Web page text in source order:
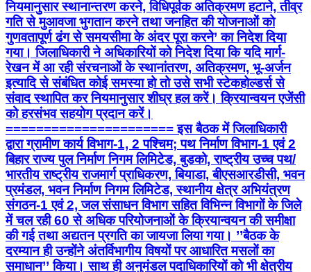
नियमानुसार स्थानान्तरण करने, विधिपूर्वक अतिक्रमण हटाने, तीव्र
गति से मुआवजा भुगतान करने तथा जनहित की योजनाओं को
गुणवतापूर्ण ढंग से समयसीमा के अंदर पूरा करने’ का निदेश दिया
गया। जिलाधिकारी ने अधिकारियों को निदेश दिया कि यदि मार्ग-
रेखन में आ रही संरचनाओं के स्थानांतरण, अतिक्रमण, भू-अर्जन
इत्यादि से संबंधित कोई समस्या हो तो उसे सभी स्टेकहोल्डर्स से
संवाद स्थापित कर नियमानुसार शीघ्र हल करें। क्रियान्वयन एजेंसी
को हरसंभव सहयोग प्रदान करें।
====================== इस बैठक में जिलाधिकारी
द्वारा ग्रामीण कार्य विभाग-1, 2 पश्चिम; पथ निर्माण विभाग-1 एवं 2
बिहार राज्य पुल निर्माण निगम लिमिटेड, बुडको, राष्ट्रीय उच्च पथ/
भारतीय राष्ट्रीय राजमार्ग प्राधिकरण, बियाडा, बीएसआरडीसी, भवन
प्रमंडल, भवन निर्माण निगम लिमिटेड, स्थानीय क्षेत्र अभियंत्रण
संगठन-1 एवं 2, जल संसाधन विभाग सहित विभिन्न विभागों के जिले
में चल रही 60 से अधिक परियोजनाओं के क्रियान्वयन की समीक्षा
की गई तथा अद्यतन प्रगति का जायजा लिया गया। ’’बैठक के
दरम्यान ही उन्होंने अंतर्विभागीय विषयों पर आधारित मसलों का
समाधान’’ किया। साथ ही अनुमंडल पदाधिकारियों को भी क्षेत्रीय